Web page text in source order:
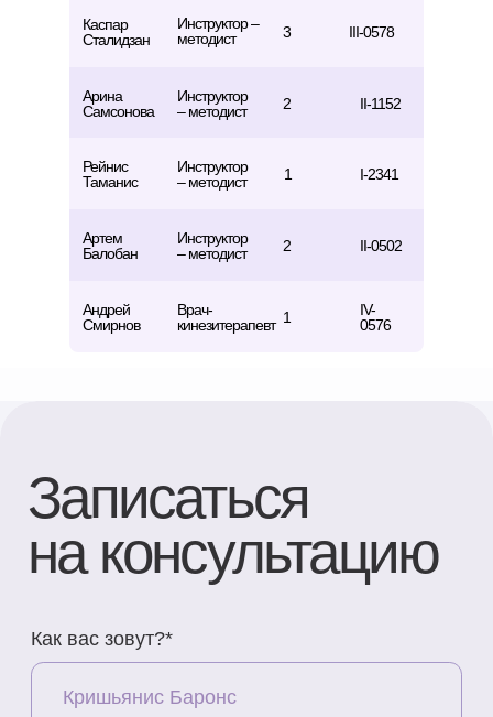
I-2341
II-1152
III-0578
1
2
3
Инструктор
– методист
Инструктор
– методист
Инструктор –
методист
Рейнис
Таманис
Арина
Самсонова
Каспар
Сталидзан
II-0502
2
Инструктор
– методист
Артем
Балобан
IV-
0576
1
Врач-
кинезитерапевт
Андрей
Смирнов
Контакты
Записаться
Ваш телефон*
ОТПРАВИТЬ